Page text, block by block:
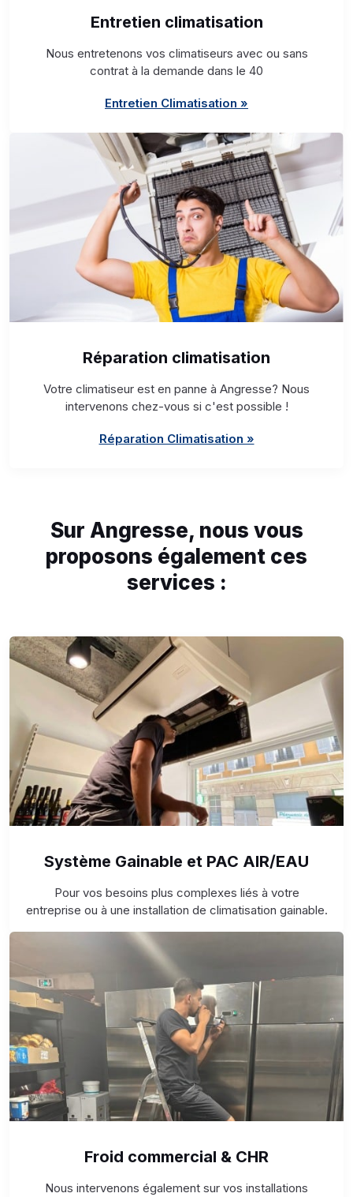
Entretien climatisation
Nous entretenons vos climatiseurs avec ou sans
contrat à la demande dans le 40
Entretien Climatisation »
Réparation climatisation
Votre climatiseur est en panne à Angresse? Nous
intervenons chez-vous si c'est possible !
Réparation Climatisation »
Sur Angresse, nous vous
proposons également ces
services :
Système Gainable et PAC AIR/EAU
Pour vos besoins plus complexes liés à votre
entreprise ou à une installation de climatisation gainable.
Froid commercial & CHR
Nous intervenons également sur vos installations